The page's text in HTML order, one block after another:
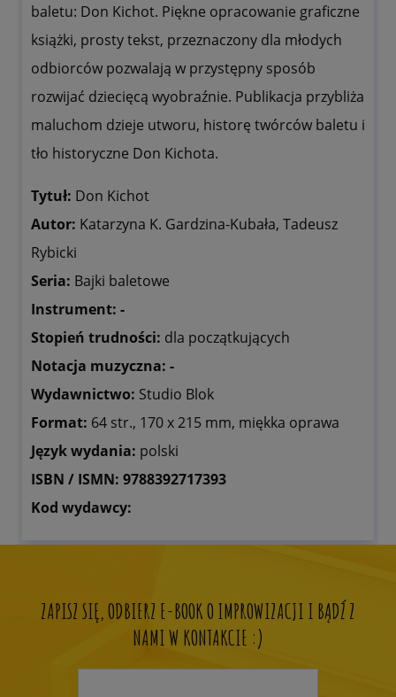
baletu: Don Kichot. Piękne opracowanie graficzne
książki, prosty tekst, przeznaczony dla młodych
odbiorców pozwalają w przystępny sposób
rozwijać dziecięcą wyobraźnie. Publikacja przybliża
maluchom dzieje utworu, historę twórców baletu i
tło historyczne Don Kichota.
Tytuł: Don Kichot
Autor: Katarzyna K. Gardzina-Kubała, Tadeusz
Rybicki
Seria: Bajki baletowe
Instrument: -
Stopień trudności: dla początkujących
Notacja muzyczna: -
Wydawnictwo: Studio Blok
Format: 64 str., 170 x 215 mm, miękka oprawa
Język wydania: polski
ISBN / ISMN: 9788392717393
Kod wydawcy:
ZAPISZ SIĘ, ODBIERZ E-BOOK O IMPROWIZACJI I BĄDŹ Z
NAMI W KONTAKCIE :)